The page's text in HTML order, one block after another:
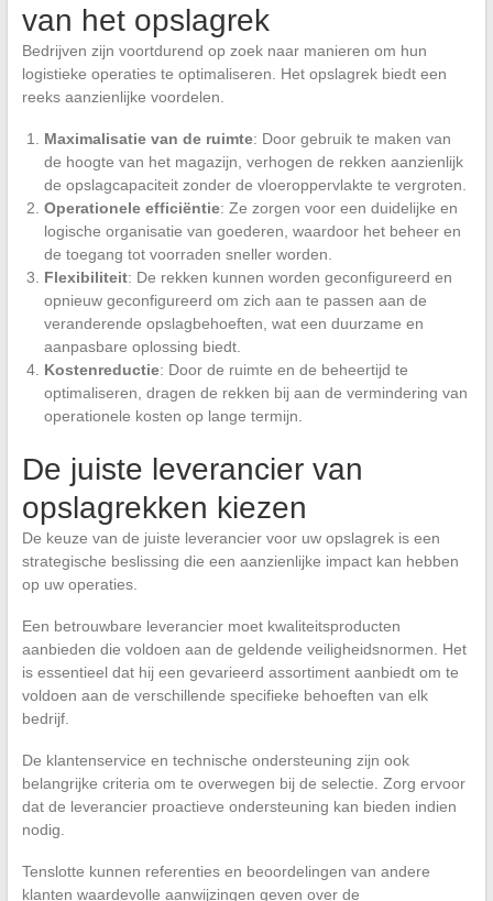
van het opslagrek
Bedrijven zijn voortdurend op zoek naar manieren om hun
logistieke operaties te optimaliseren. Het opslagrek biedt een
reeks aanzienlijke voordelen.
Maximalisatie van de ruimte: Door gebruik te maken van
de hoogte van het magazijn, verhogen de rekken aanzienlijk
de opslagcapaciteit zonder de vloeroppervlakte te vergroten.
Operationele efficiëntie: Ze zorgen voor een duidelijke en
logische organisatie van goederen, waardoor het beheer en
de toegang tot voorraden sneller worden.
Flexibiliteit: De rekken kunnen worden geconfigureerd en
opnieuw geconfigureerd om zich aan te passen aan de
veranderende opslagbehoeften, wat een duurzame en
aanpasbare oplossing biedt.
Kostenreductie: Door de ruimte en de beheertijd te
optimaliseren, dragen de rekken bij aan de vermindering van
operationele kosten op lange termijn.
De juiste leverancier van
opslagrekken kiezen
De keuze van de juiste leverancier voor uw opslagrek is een
strategische beslissing die een aanzienlijke impact kan hebben
op uw operaties.
Een betrouwbare leverancier moet kwaliteitsproducten
aanbieden die voldoen aan de geldende veiligheidsnormen. Het
is essentieel dat hij een gevarieerd assortiment aanbiedt om te
voldoen aan de verschillende specifieke behoeften van elk
bedrijf.
De klantenservice en technische ondersteuning zijn ook
belangrijke criteria om te overwegen bij de selectie. Zorg ervoor
dat de leverancier proactieve ondersteuning kan bieden indien
nodig.
Tenslotte kunnen referenties en beoordelingen van andere
klanten waardevolle aanwijzingen geven over de